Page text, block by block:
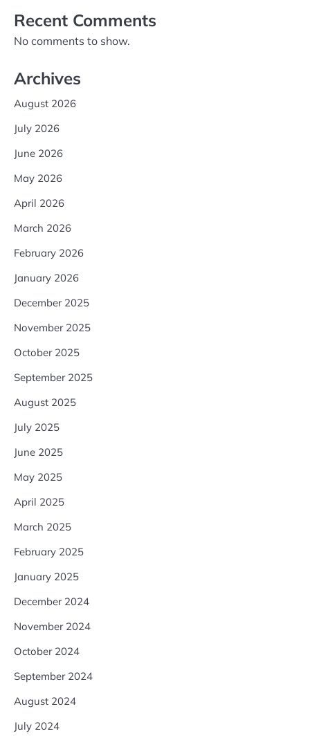
Recent Comments
No comments to show.
Archives
August 2026
July 2026
June 2026
May 2026
April 2026
March 2026
February 2026
January 2026
December 2025
November 2025
October 2025
September 2025
August 2025
July 2025
June 2025
May 2025
April 2025
March 2025
February 2025
January 2025
December 2024
November 2024
October 2024
September 2024
August 2024
July 2024